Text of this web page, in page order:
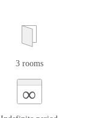
3 rooms
∞